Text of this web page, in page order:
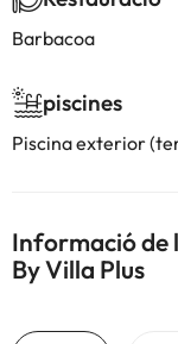
Barbacoa
piscines
Piscina exterior
Informació de
By Villa Plus